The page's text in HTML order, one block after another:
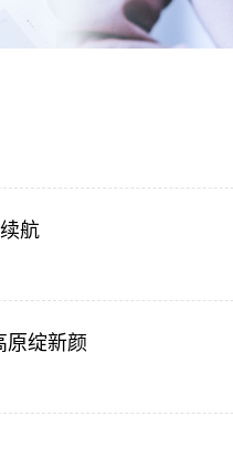
航
原绽新颜